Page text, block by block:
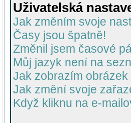
Uživatelská
Jak změním svoje
Časy jsou špatně!
Změnil jsem časové
Můj jazyk není na
Jak zobrazím
Jak změní svoje
Když kliknu na e-